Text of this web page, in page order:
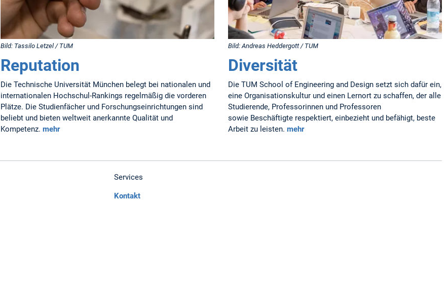
Bild: Tassilo Letzel / TUM
Reputation
Die Technische Universität München belegt bei nationalen und
internationalen Hochschul-Rankings regelmäßig die vorderen
Plätze. Die Studienfächer und Forschungseinrichtungen sind
be­liebt und bieten weltweit anerkannte Qualität und
Kompetenz. mehr
Bild: Andreas Heddergott / TUM
Diversität
Die TUM School of Engineering and Design setzt sich dafür ein,
eine Organisationskultur und einen Lernort zu schaffen, der alle
Studierende, Professorinnen und Professoren
sowie Beschäftigte respektiert, einbezieht und befähigt, beste
Arbeit zu leisten. mehr
Services
Kontakt